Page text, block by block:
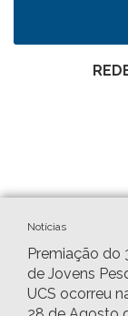
Notícias
Premiação do
de Jovens
UCS ocorreu